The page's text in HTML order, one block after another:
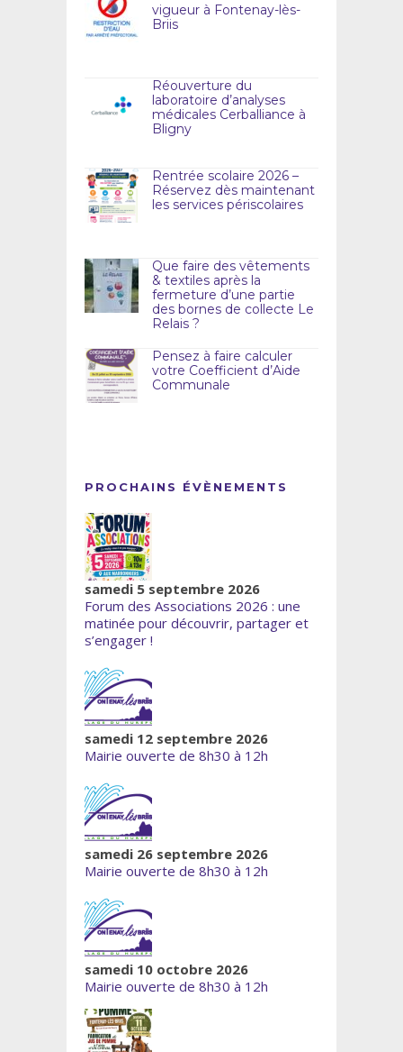
vigueur à Fontenay-lès-
Briis
Réouverture du
laboratoire d’analyses
médicales Cerballiance à
Bligny
Rentrée scolaire 2026 –
Réservez dès maintenant
les services périscolaires
Que faire des vêtements
& textiles après la
fermeture d’une partie
des bornes de collecte Le
Relais ?
Pensez à faire calculer
votre Coefficient d’Aide
Communale
PROCHAINS ÉVÈNEMENTS
samedi 5 septembre 2026
Forum des Associations 2026 : une
matinée pour découvrir, partager et
s’engager !
samedi 12 septembre 2026
Mairie ouverte de 8h30 à 12h
samedi 26 septembre 2026
Mairie ouverte de 8h30 à 12h
samedi 10 octobre 2026
Mairie ouverte de 8h30 à 12h